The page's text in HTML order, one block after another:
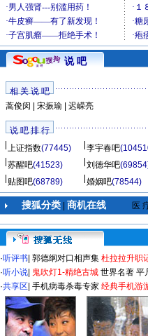
说 吧
相 关 说 吧
蒿俊闵
宋振瑜| 迟嵘亮
说 吧 排 行
上证指数(77445) 李宇春吧
苏醒吧(41523) 刘德华吧
贴图吧(68789) 婚姻吧(78544)
搜狐分类| 商机在线 医
·听评书 郭德纲对口相声集 杜拉拉升职
·听小说 鬼吹灯1-精绝古城 世界名著 平
·共享区 手机病毒杀毒专家 经典手机游